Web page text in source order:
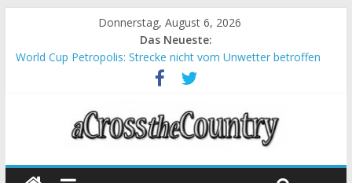
Donnerstag, August 6, 2026
Das Neueste:
World Cup Petropolis: Strecke nicht vom Unwetter betroffen
Krumbach und Obergessertshausen: Mountainbike-Bundesliga
Supercup Massi Banyoles: Siege für Carod und Richards
Halbzeit beim Andalucia Bike Race: Weltmeister Seewald führt
Chelva: Schweizer Doppelsieg beim ersten XCO-Rennen der